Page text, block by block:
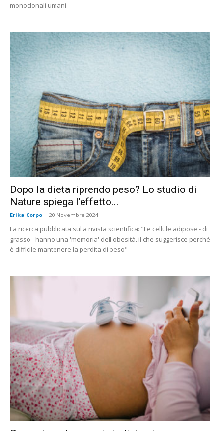
monoclonali umani
Dopo la dieta riprendo peso? Lo studio di
Nature spiega l’effetto...
Erika Corpo - 20 Novembre 2024
La ricerca pubblicata sulla rivista scientifica: "Le cellule adipose - di
grasso - hanno una 'memoria' dell'obesità, il che suggerisce perché
è difficile mantenere la perdita di peso"